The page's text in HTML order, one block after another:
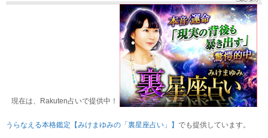
現在は、Rakuten占いで提供中！
うらなえる本格鑑定【みけまゆみの「裏星座占い」】 でも提供しています。